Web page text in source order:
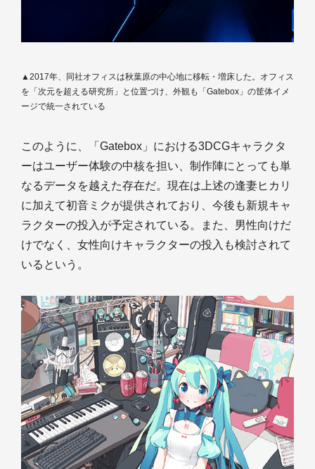
▲2017年、同社オフィスは秋葉原の中心地に移転・増床した。オフィス
を「次元を超える研究所」と位置づけ、外観も「Gatebox」の筐体イメ
ージで統一されている
このように、「Gatebox」における3DCGキャラクタ
ーはユーザー体験の中核を担い、制作陣にとっても単
なるデータを越えた存在だ。現在は上述の逢妻ヒカリ
に加えて初音ミクが提供されており、今後も新規キャ
ラクターの投入が予定されている。また、男性向けだ
けでなく、女性向けキャラクターの投入も検討されて
いるという。